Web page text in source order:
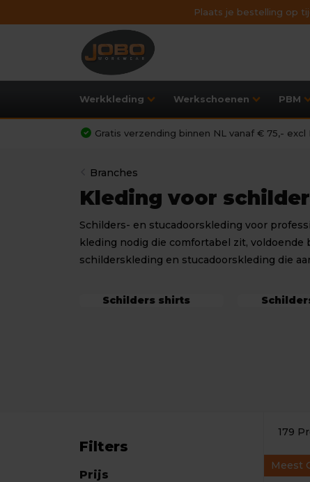
Plaats je bestelling op
Werkkleding Werkschoenen PBM
Gratis verzending binnen NL vanaf € 75,- excl
Branches
Kleding voor
Schilders- en stucadoorskleding voor
kleding nodig die comfortabel zit,
schilderskleding en stucadoorskleding die
Schilders shirts
Filters
Prijs
179
Meest